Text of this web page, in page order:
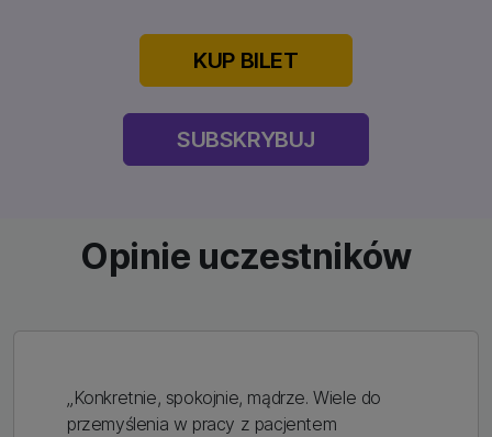
KUP BILET
SUBSKRYBUJ
Opinie uczestników
„Konkretnie, spokojnie, mądrze. Wiele do
przemyślenia w pracy z pacjentem